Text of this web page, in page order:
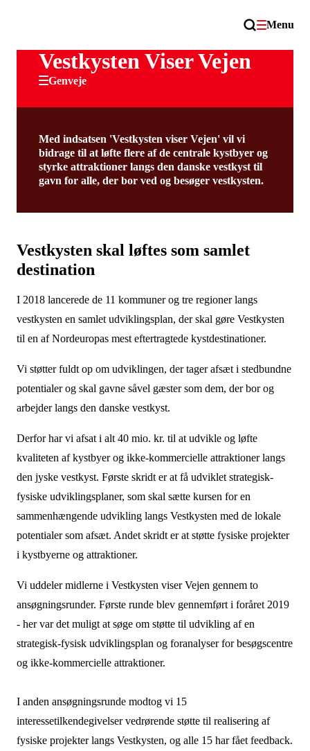
Menu
Vestkysten Viser Vejen
Genveje
Med indsatsen 'Vestkysten viser Vejen' vil vi
bidrage til at løfte flere af de centrale kystbyer og
styrke attraktioner langs den danske vestkyst til
gavn for alle, der bor ved og besøger vestkysten.
Vestkysten skal løftes som samlet
destination
I 2018 lancerede de 11 kommuner og tre regioner langs
vestkysten en samlet udviklingsplan, der skal gøre Vestkysten
til en af Nordeuropas mest eftertragtede kystdestinationer.
Vi støtter fuldt op om udviklingen, der tager afsæt i stedbundne
potentialer og skal gavne såvel gæster som dem, der bor og
arbejder langs den danske vestkyst.
Derfor har vi afsat i alt 40 mio. kr. til at udvikle og løfte
kvaliteten af kystbyer og ikke-kommercielle attraktioner langs
den jyske vestkyst. Første skridt er at få udviklet strategisk-
fysiske udviklingsplaner, som skal sætte kursen for en
sammenhængende udvikling langs Vestkysten med de lokale
potentialer som afsæt. Andet skridt er at støtte fysiske projekter
i kystbyerne og attraktioner.
Vi uddeler midlerne i Vestkysten viser Vejen gennem to
ansøgningsrunder. Første runde blev gennemført i foråret 2019
- her var det muligt at søge om støtte til udvikling af en
strategisk-fysisk udviklingsplan og foranalyser for besøgscentre
og ikke-kommercielle attraktioner.
I anden ansøgningsrunde modtog vi 15
interessetilkendegivelservedrørende støtte til realisering af
fysiske projekter langs Vestkysten, og alle 15 har fået feedback.